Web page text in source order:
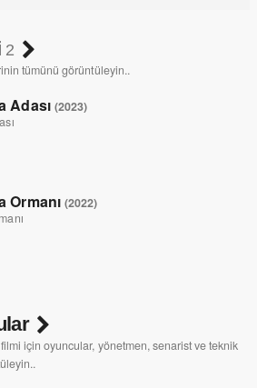
2
tümünü görüntüleyin..
Adası (2023)
Ormanı (2022)
için oyuncular, yönetmen, senarist ve teknik